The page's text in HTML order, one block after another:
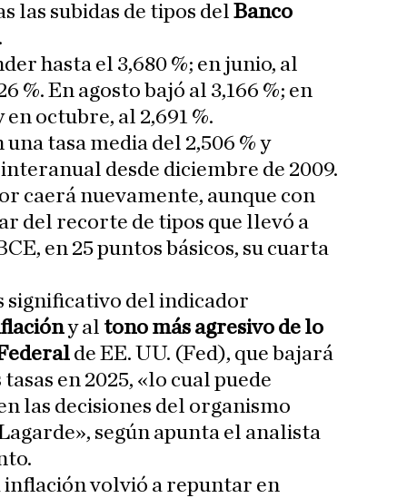
las subidas de tipos del Banco
hasta el 3,680 %; en junio, al
%. En agosto bajó al 3,166 %; en
octubre, al 2,691 %.
tasa media del 2,506 % y
desde diciembre de 2009.
caerá nuevamente, aunque con
del recorte de tipos que llevó a
en 25 puntos básicos, su cuarta
significativo del indicador
y al tono más agresivo de lo
de EE. UU. (Fed), que bajará
en 2025, «lo cual puede
las decisiones del organismo
según apunta el analista
inflación volvió a repuntar en